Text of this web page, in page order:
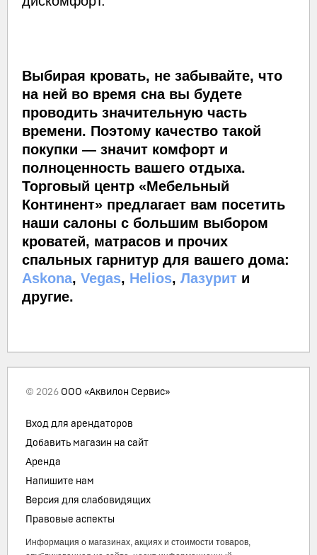
Выбирая кровать, не забывайте, что
на ней во время сна вы будете
проводить значительную часть
времени. Поэтому качество такой
покупки — значит комфорт и
полноценность вашего отдыха.
Торговый центр «Мебельный
Континент» предлагает вам посетить
наши салоны с большим выбором
кроватей, матрасов и прочих
спальных гарнитур для вашего дома:
Askona, Vegas, Helios, Лазурит и
другие.
© 2026 ООО «Аквилон Сервис»
Вход для арендаторов
Добавить магазин на сайт
Аренда
Напишите нам
Версия для слабовидящих
Правовые аспекты
Информация о магазинах, акциях и стоимости товаров,